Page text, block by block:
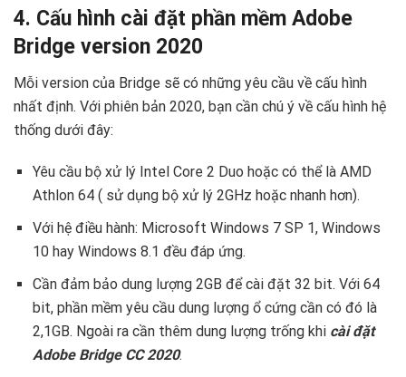
4. Cấu hình cài đặt phần mềm Adobe
Bridge version 2020
Mỗi version của Bridge sẽ có những yêu cầu về cấu hình
nhất định. Với phiên bản 2020, bạn cần chú ý về cấu hình hệ
thống dưới đây:
Yêu cầu bộ xử lý Intel Core 2 Duo hoặc có thể là AMD
Athlon 64 ( sử dụng bộ xử lý 2GHz hoặc nhanh hơn).
Với hệ điều hành: Microsoft Windows 7 SP 1, Windows
10 hay Windows 8.1 đều đáp ứng.
Cần đảm bảo dung lượng 2GB để cài đặt 32 bit. Với 64
bit, phần mềm yêu cầu dung lượng ổ cứng cần có đó là
2,1GB. Ngoài ra cần thêm dung lượng trống khicài đặt
Adobe Bridge CC 2020.